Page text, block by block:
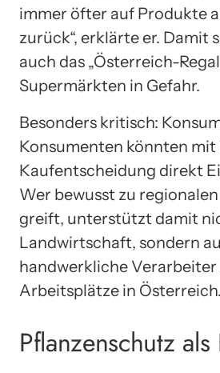
immer öfter auf Produkte
zurück“, erklärte er. Damit
auch das „Österreich-
Supermärkten in Gefahr.
Besonders kritisch:
Konsumenten könnten mit
Kaufentscheidung direkt
Wer bewusst zu
greift, unterstützt damit
Landwirtschaft, sondern
handwerkliche
Arbeitsplätze in Österreich.
Pflanzenschutz